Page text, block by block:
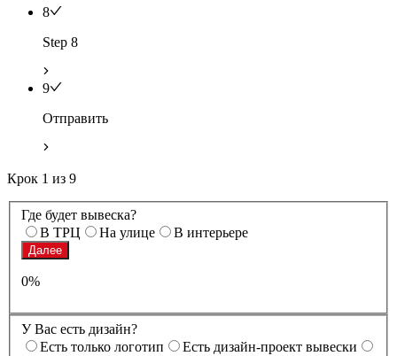
8
Step 8
9
Отправить
Крок 1 из 9
Где будет вывеска?
В ТРЦ
На улице В интерьере
Далее
0%
У Вас есть дизайн?
Есть только логотип
Есть дизайн-проект вывески